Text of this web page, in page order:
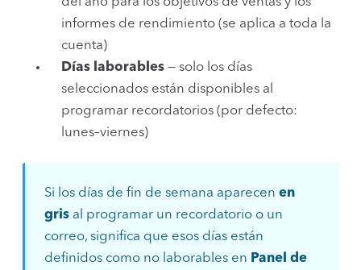
informes de rendimiento (se aplica a toda la
cuenta)
Días laborables — solo los días
seleccionados están disponibles al
programar recordatorios (por defecto:
lunes–viernes)
Si los días de fin de semana aparecen en
gris al programar un recordatorio o un
correo, significa que esos días están
definidos como no laborables en Panel de